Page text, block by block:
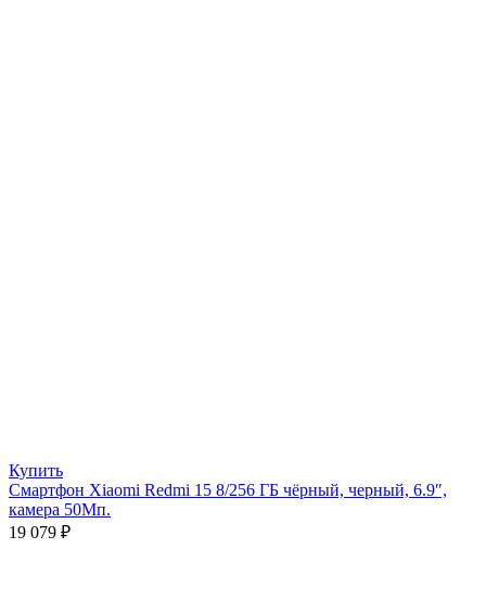
Купить
Смартфон Xiaomi Redmi 15 8/256 ГБ чёрный, черный, 6.9″,
камера 50Мп.
19 079 ₽